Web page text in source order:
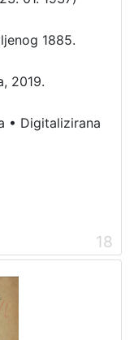
1885.
2019.
• Digitalizirana
18